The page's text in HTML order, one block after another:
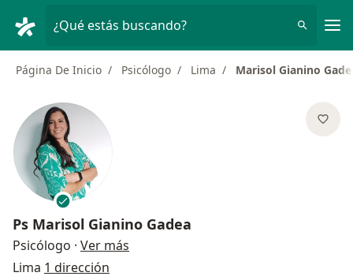
¿Qué estás buscando?
Página De Inicio Psicólogo Lima Marisol Gianino
Ps Marisol Gianino Gadea
Psicólogo · Ver más
Lima 1 dirección